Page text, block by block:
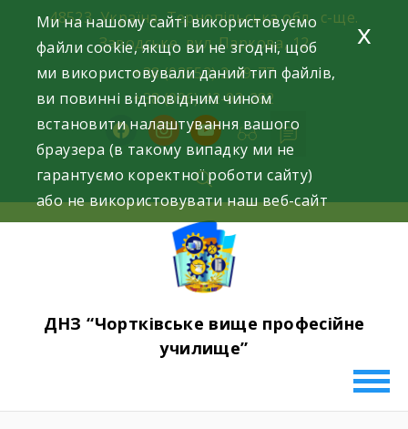
content
48523, Україна, Тернопільська обл., с-ще.
Заводське, вул. Паркова, 12
+38 (03552) 2-49-77
+38 (096) 42-93-282
facebookinstagramyoutube
ДНЗ “Чортківське вище професійне
училище”
Ми на нашому сайті використовуємо
файли cookie, якщо ви не згодні, щоб
ми використовували даний тип файлів,
ви повинні відповідним чином
встановити налаштування вашого
браузера (в такому випадку ми не
гарантуємо коректної роботи сайту)
або не використовувати наш веб-сайт
x